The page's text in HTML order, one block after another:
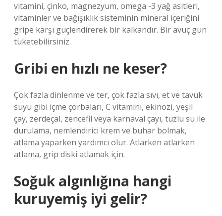
vitamini, çinko, magnezyum, omega -3 yağ asitleri,
vitaminler ve bağışıklık sisteminin mineral içeriğini
gripe karşı güçlendirerek bir kalkandır. Bir avuç gün
tüketebilirsiniz.
Gribi en hızlı ne keser?
Çok fazla dinlenme ve ter, çok fazla sıvı, et ve tavuk
suyu gibi içme çorbaları, C vitamini, ekinozi, yeşil
çay, zerdeçal, zencefil veya karnaval çayı, tuzlu su ile
durulama, nemlendirici krem ​​ve buhar bolmak,
atlama yaparken yardımcı olur. Atlarken atlarken
atlama, grip diski atlamak için.
Soğuk algınlığına hangi
kuruyemiş iyi gelir?